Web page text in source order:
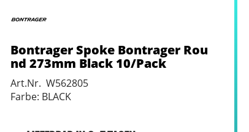
Bontrager Spoke Bontrager Rou
nd 273mm Black 10/Pack
Art.Nr. W562805
Farbe: BLACK